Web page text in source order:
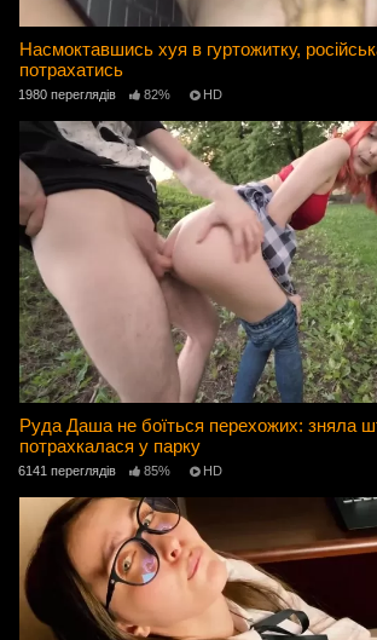
Насмоктавшись хуя в гуртожитку,
потрахатись
1980 переглядів 82% HD
Руда Даша не боїться перехожих: зняла
потрахкалася у парку
6141 переглядів 85% HD